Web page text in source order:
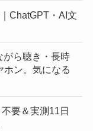
ChatGPT・AI文
がら聴き・長時
ホン。気になる
要＆実測11日